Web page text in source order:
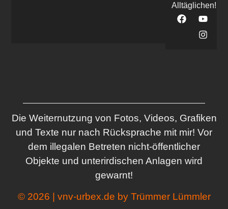
Alltäglichen!
Die Weiternutzung von Fotos, Videos, Grafiken
und Texte nur nach Rücksprache mit mir! Vor
dem illegalen Betreten nicht-öffentlicher
Objekte und unterirdischen Anlagen wird
gewarnt!
© 2026 | vnv-urbex.de by Trümmer Lümmler